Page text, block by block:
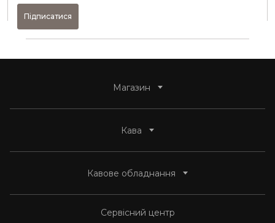
Підписатися
Магазин
Засоби догляду
Чай
Сиропи та пюре-основи
Кава
Під еспресо
Без кофеїну
Кавове обладнання
Автоматичні кавомашини
Сервісний центр